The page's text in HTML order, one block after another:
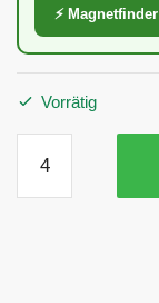
⚡ Magnetfinder
Vorrätig
mm
Scheibenmagnet